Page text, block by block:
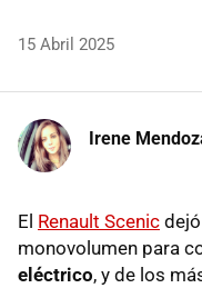
15 Abril 2025
Irene
El Renault Scenic
monovolumen para
eléctrico, y de los